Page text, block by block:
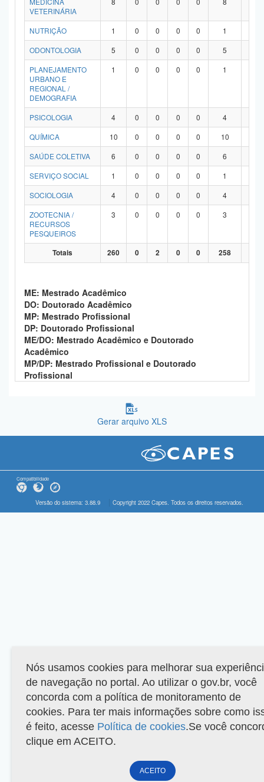
VETERINÁRIA
NUTRIÇÃO 1 0 0 0 0 1
ODONTOLOGIA
5 0 0 0 0 5
PLANEJAMENTO
URBANO E
REGIONAL /
DEMOGRAFIA
1 0 0 0 0 1
PSICOLOGIA 4 0 0 0 0 4
QUÍMICA
10 0 0 0 0 10
SAÚDE COLETIVA
6 0 0 0 0 6
SERVIÇO SOCIAL
1 0 0 0 0 1
SOCIOLOGIA
4 0 0 0 0 4
ZOOTECNIA /
RECURSOS
PESQUEIROS
3 0 0 0 0 3
Totais 260 0 2 0 0 258
ME: Mestrado Acadêmico
DO: Doutorado Acadêmico
MP: Mestrado Profissional
DP: Doutorado Profissional
ME/DO: Mestrado Acadêmico e Doutorado
Acadêmico
MP/DP: Mestrado Profissional e Doutorado
Profissional
Gerar arquivo XLS
Compatibilidade
Versão do sistema: 3.88.9 Copyright 2022 Capes. Todos os direitos reservados.
Nós usamos cookies para melhorar sua
de navegação no portal. Ao utilizar o gov.br, você
concorda com a política de monitoramento de
cookies. Para ter mais informações sobre como
é feito, acesse Política de cookies.Se você
clique em ACEITO.
ACEITO